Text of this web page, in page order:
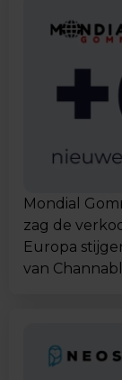
Mondial
zag de
Europa
van